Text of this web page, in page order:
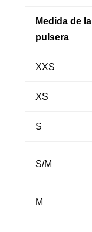
Medida de la
pulsera
XXS
XS
S
S/M
M